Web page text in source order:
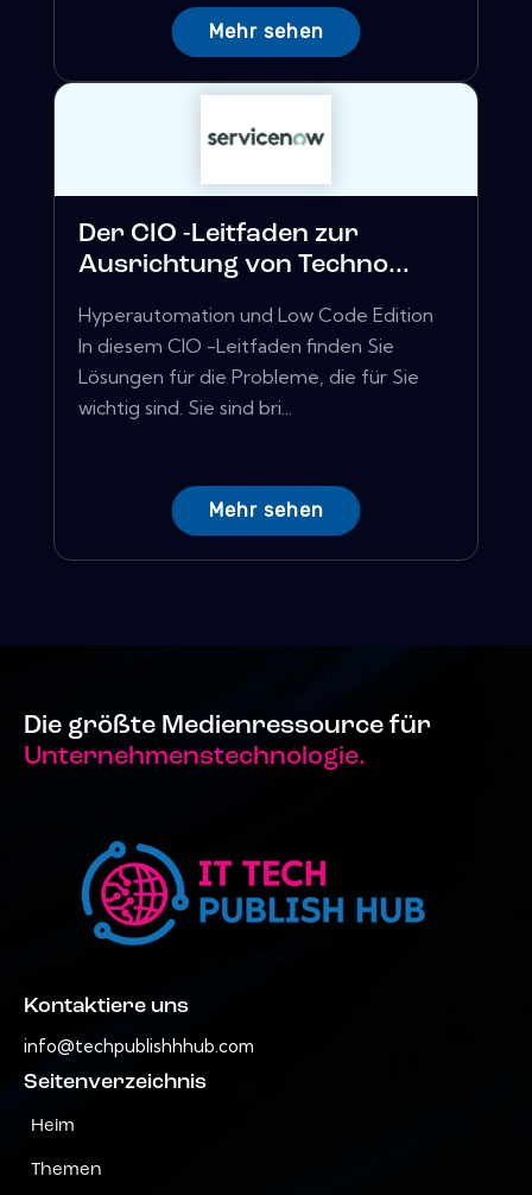
Mehr sehen
Der CIO -Leitfaden zur
Ausrichtung von Techno...
Hyperautomation und Low Code Edition
In diesem CIO -Leitfaden finden Sie
Lösungen für die Probleme, die für Sie
wichtig sind. Sie sind bri...
Mehr sehen
Die größte Medienressource für
Unternehmenstechnologie.
Kontaktiere uns
info@techpublishhhub.com
Seitenverzeichnis
Heim
Themen